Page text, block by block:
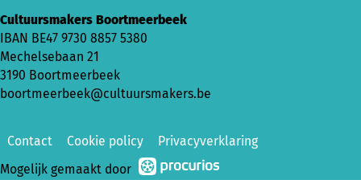
Cultuursmakers Boortmeerbeek
IBAN BE47 9730 8857 5380
Mechelsebaan 21
3190 Boortmeerbeek
boortmeerbeek@cultuursmakers.be
Contact Cookie policy
Privacyverklaring
Mogelijk gemaakt door